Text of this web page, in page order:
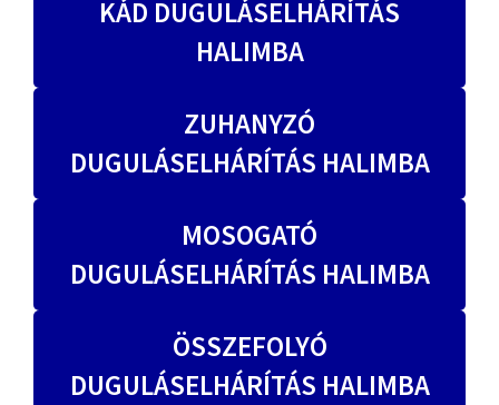
KÁD DUGULÁSELHÁRÍTÁS
HALIMBA
ZUHANYZÓ
DUGULÁSELHÁRÍTÁS HALIMBA
MOSOGATÓ
DUGULÁSELHÁRÍTÁS HALIMBA
ÖSSZEFOLYÓ
DUGULÁSELHÁRÍTÁS HALIMBA